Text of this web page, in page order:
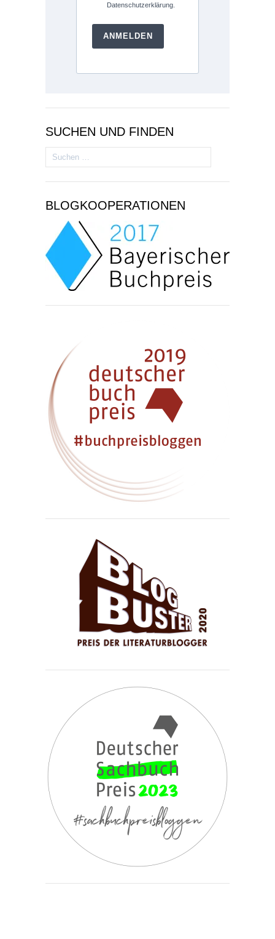
Datenschutzerklärung.
ANMELDEN
SUCHEN UND FINDEN
Suchen
nach:
BLOGKOOPERATIONEN